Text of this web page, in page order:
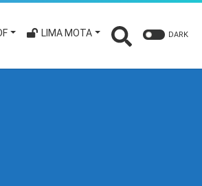
LIMA MOTA DARK